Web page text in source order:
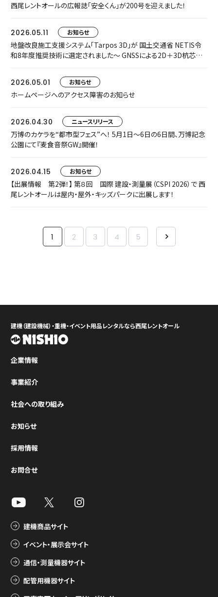
西尾レントオールの広報誌「安全くん」が200号を迎えました！
2026.05.11 お知らせ
地盤改良施工支援システム「Tarpos 3D」が 国土交通省 NETIS令
和8年度推奨技術に選定されました～ GNSSによる2D＋3D杭芯誘
2026.05.01
お知らせ
ホームページへのアクセス障害のお知らせ
2026.04.30 ニュースリリース
万博のカケラを“都市型フェス”へ！ 5月1日〜6日の6日間、万博記念
公園にて『麦食音祭GW』開催！
2026.04.15 お知らせ
【出展情報 第2弾！】 第８回 国際 建設・測量展（CSPI 2026）で 西
尾レントオールは屋内・屋外・キッズパークに出展します！
1 2 3 4 5
建機（建設機械）・重機・イベント用品レンタルなら西尾レントオール
企業情報
事業紹介
社会への取り組み
お知らせ
採用情報
お問合せ
建機商品サイト
イベント・展示会サイト
通信・測量機器サイト
配管用機器サイト